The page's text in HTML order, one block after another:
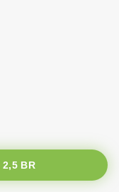
2,5 BR